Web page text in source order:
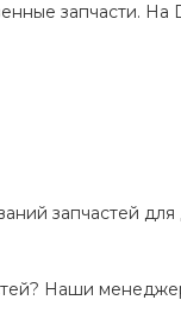
запчасти.
запчастей для
Наши